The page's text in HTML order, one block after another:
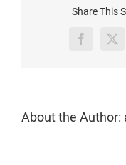
Share This
Facebook
X
About the Author: